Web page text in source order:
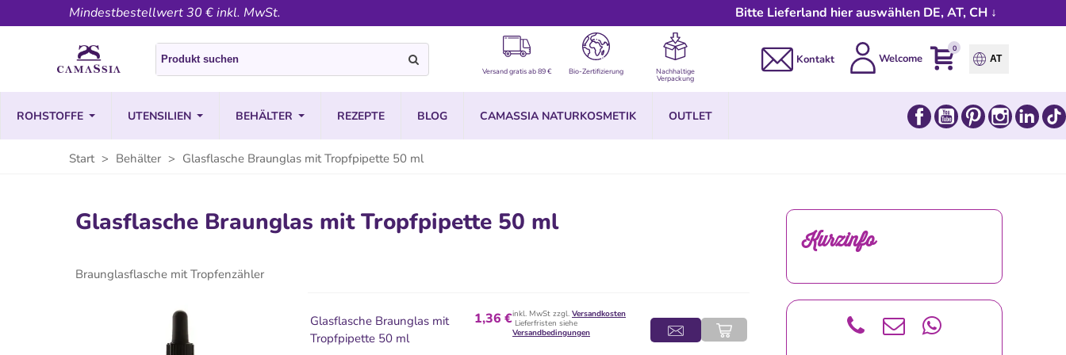
Mindestbestellwert 30 € inkl. MwSt. Bitte Lieferland hier auswählen DE, AT, CH ↓
Versand gratis ab 89 € Bio-Zertifizierung Nachhaltige
Verpackung
Kontakt Welcome
0
AT
ROHSTOFFE UTENSILIEN BEHÄLTER REZEPTE BLOG CAMASSIA NATURKOSMETIK OUTLET FacebookYouTubePinterestInstagram
Start > Behälter > Glasflasche Braunglas mit Tropfpipette 50 ml
Glasflasche Braunglas mit Tropfpipette 50 ml
Braunglasflasche mit Tropfenzähler
Glasflasche Braunglas mit
Tropfpipette 50 ml
1,36 €inkl. MwSt zzgl. Versandkosten
Lieferfristen siehe
Versandbedingungen
Kurzinfo